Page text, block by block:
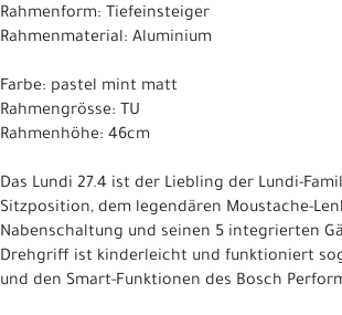
Rahmenform: Tiefeinsteiger
Rahmenmaterial: Aluminium
Farbe: pastel mint matt
Rahmengrösse: TU
Rahmenhöhe: 46cm
Das Lundi 27.4 ist der Liebling der Lundi-
Sitzposition, dem legendären Moustache-
Nabenschaltung und seinen 5 integrierten
Drehgriff ist kinderleicht und funktioniert
und den Smart-Funktionen des Bosch